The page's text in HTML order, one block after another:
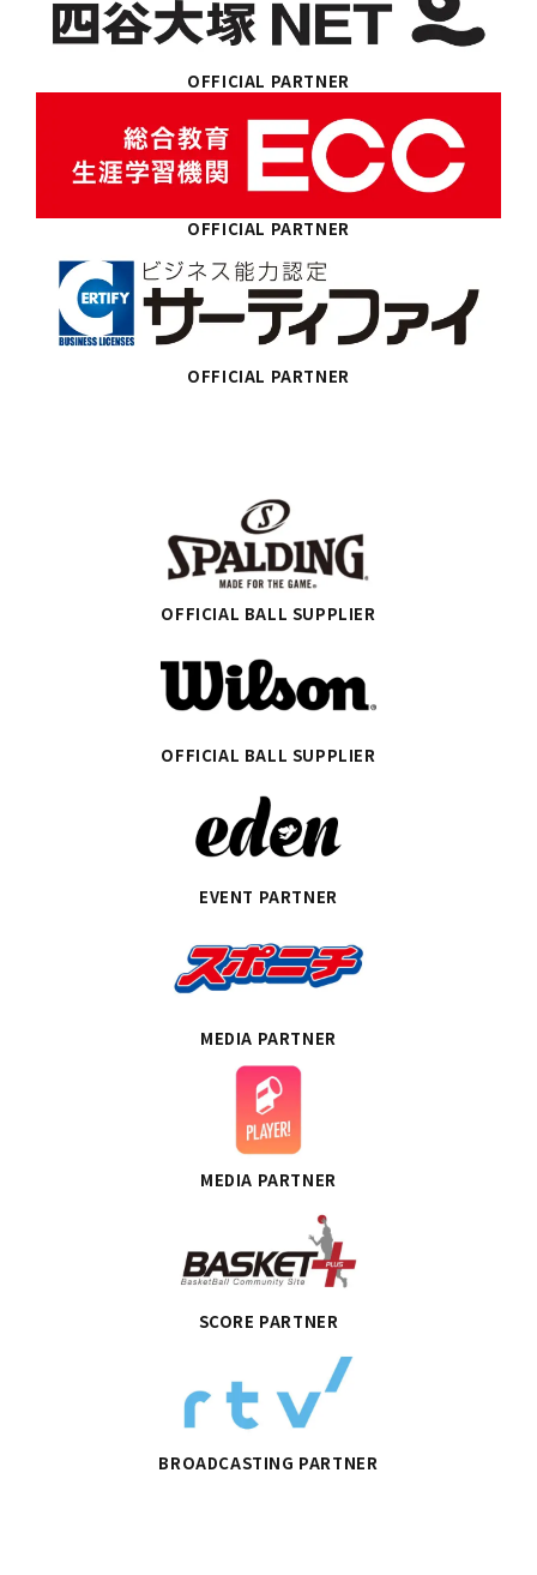
OFFICIAL PARTNER
OFFICIAL PARTNER
OFFICIAL PARTNER
OFFICIAL BALL SUPPLIER
OFFICIAL BALL SUPPLIER
EVENT PARTNER
MEDIA PARTNER
MEDIA PARTNER
SCORE PARTNER
BROADCASTING PARTNER